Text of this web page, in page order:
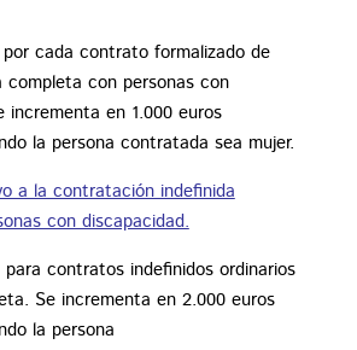
por cada contrato formalizado de
completa con personas con
incrementa en 1.000 euros
la persona contratada sea mujer.
a la contratación indefinida
con discapacidad.
contratos indefinidos ordinarios
Se incrementa en 2.000 euros
la persona